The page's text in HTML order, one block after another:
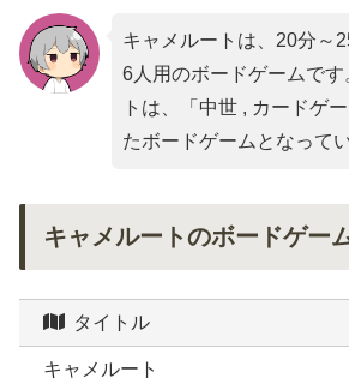
キャメルートは、20分～
6人用のボードゲームで
トは、「 中世 , カードゲ
たボードゲームとなってい
キャメルートのボードゲー
タイトル
キャメルート